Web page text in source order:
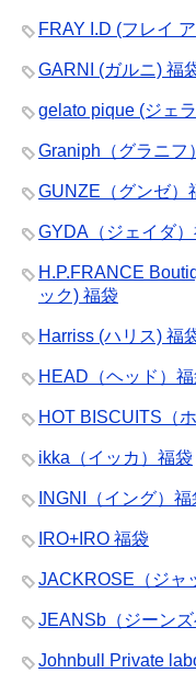
FRAY I.D (フレイ
GARNI (ガルニ) 福
gelato pique (ジェ
Graniph（グラニフ
GUNZE（グンゼ）
GYDA（ジェイダ
H.P.FRANCE
ック) 福袋
Harriss (ハリス) 福
HEAD（ヘッド）福
HOT BISCUITS（
ikka（イッカ）福袋
INGNI（イング）福
IRO+IRO 福袋
JACKROSE（ジャ
JEANSb（ジーン
Johnbull Private